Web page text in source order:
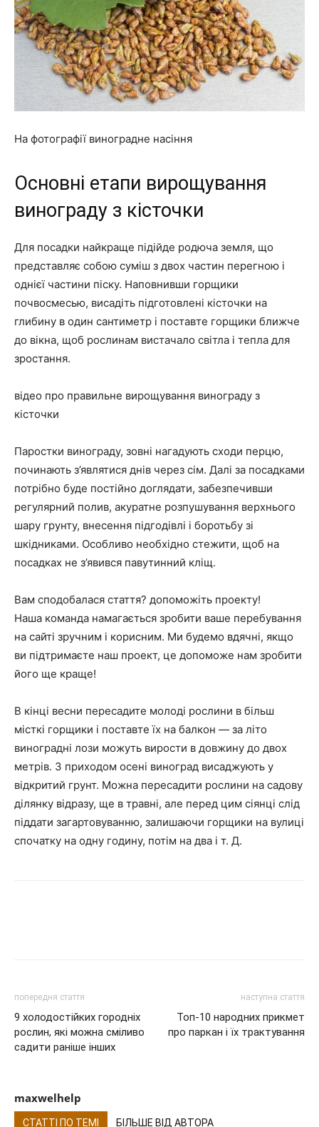
На фотографії виноградне насіння
Основні етапи вирощування
винограду з кісточки
Для посадки найкраще підійде родюча земля, що
представляє собою суміш з двох частин перегною і
однієї частини піску. Наповнивши горщики
почвосмесью, висадіть підготовлені кісточки на
глибину в один сантиметр і поставте горщики ближче
до вікна, щоб рослинам вистачало світла і тепла для
зростання.
відео про правильне вирощування винограду з
кісточки
Паростки винограду, зовні нагадують сходи перцю,
починають з’являтися днів через сім. Далі за посадками
потрібно буде постійно доглядати, забезпечивши
регулярний полив, акуратне розпушування верхнього
шару грунту, внесення підгодівлі і боротьбу зі
шкідниками. Особливо необхідно стежити, щоб на
посадках не з’явився павутинний кліщ.
Вам сподобалася стаття? допоможіть проекту!
Наша команда намагається зробити ваше перебування
на сайті зручним і корисним. Ми будемо вдячні, якщо
ви підтримаєте наш проект, це допоможе нам зробити
його ще краще!
В кінці весни пересадите молоді рослини в більш
місткі горщики і поставте їх на балкон — за літо
виноградні лози можуть вирости в довжину до двох
метрів. З приходом осені виноград висаджують у
відкритий грунт. Можна пересадити рослини на садову
ділянку відразу, ще в травні, але перед цим сіянці слід
піддати загартовуванню, залишаючи горщики на вулиці
спочатку на одну годину, потім на два і т. Д.
попередня стаття
9 холодостійких городніх
рослин, які можна сміливо
садити раніше інших
наступна стаття
Топ-10 народних прикмет
про паркан і їх трактування
maxwelhelp
СТАТТІ ПО ТЕМІ БІЛЬШЕ ВІД АВТОРА